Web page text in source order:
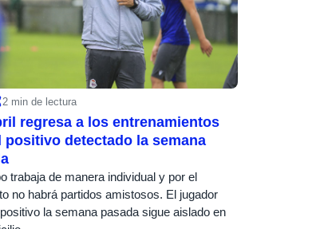
2 min de lectura
regresa a los entrenamientos
positivo detectado la semana
trabaja de manera individual y por el
no habrá partidos amistosos. El jugador
la semana pasada sigue aislado en